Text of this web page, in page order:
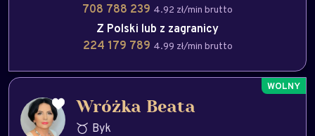
708 788 239 4.92 zł/min brutto
Z Polski lub z zagranicy
224 179 789 4.99 zł/min brutto
Wróżka Beata
Byk